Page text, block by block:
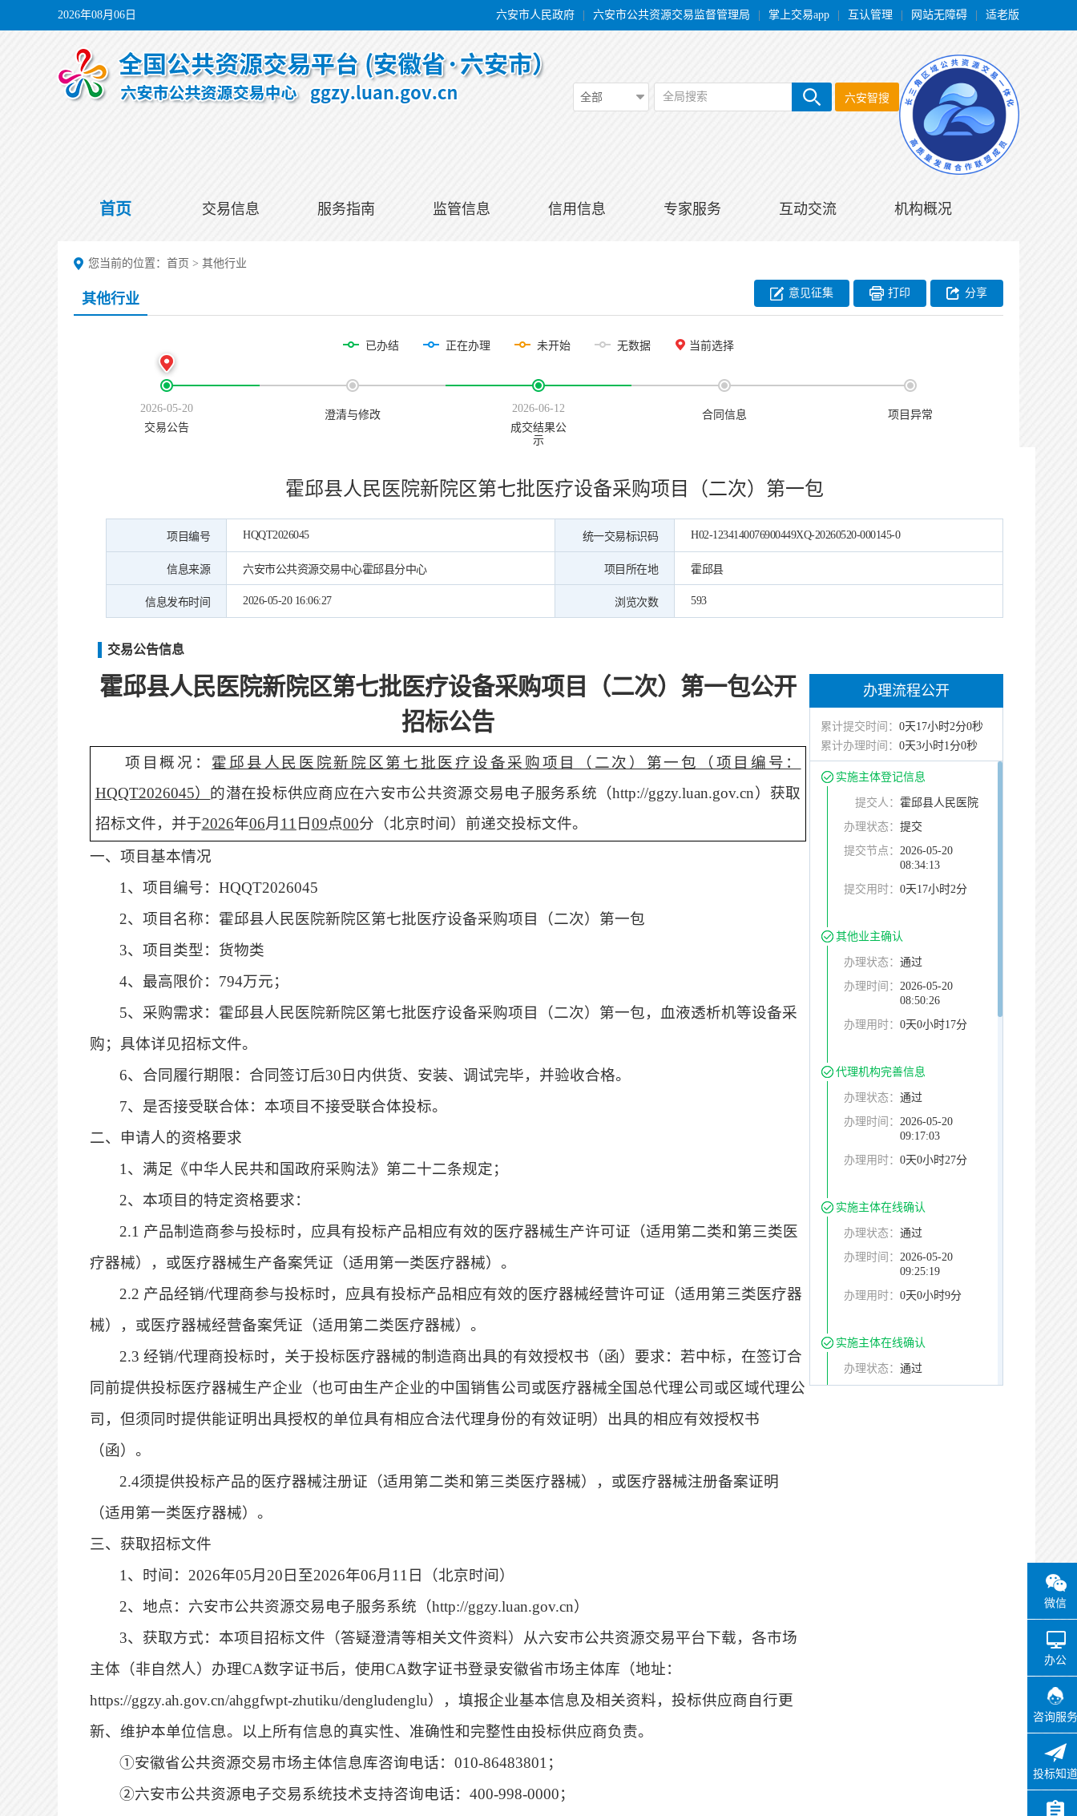
2026年08月06日 六安市人民政府 六安市公共资源交易监督管理局 掌上交易app 互认管理 网站无障碍 适老版
全部 全局搜索 六安智搜
首页 交易信息 服务指南 监管信息 信用信息 专家服务 互动交流 机构概况
微信
办公
咨询服务
投标知道
您当前的位置： 首页 > 其他行业
其他行业 意见征集 分享
打印
已办结 正在办理 未开始 无数据 当前选择
2026-05-20
交易公告
澄清与修改
2026-06-12
成交结果公
示
合同信息 项目异常
霍邱县人民医院新院区第七批医疗设备采购项目（二次）第一包
项目编号 HQQT2026045 统一交易标识码 H02-1234140076900449XQ-20260520-000145-0
信息来源 六安市公共资源交易中心霍邱县分中心 项目所在地 霍邱县
信息发布时间 2026-05-20 16:06:27 浏览次数 593
交易公告信息
霍邱县人民医院新院区第七批医疗设备采购项目（二次）第一包公开
招标公告
项目概况： 霍邱县人民医院新院区第七批医疗设备采购项目（二次）第一包
（项目编号：
HQQT2026045） 的潜在投标供应商应在六安市公共资源交易电子服务系统（http://ggzy.luan.gov.cn）获取
招标文件，并于2026年06月 11 日09点00分（北京时间）前递交投标文件。
一、项目基本情况
1、项目编号：HQQT2026045
2、项目名称： 霍邱县人民医院新院区第七批医疗设备采购项目（二次）第一包
3、项目类型：货物类
4、最高限价： 794万元；
5、 采购需求： 霍邱县人民医院新院区第七批医疗设备采购项目（二次）第一包，血液透析机等设备采
购；具体详见招标文件。
6、合同履行期限： 合同签订后30日内供货、安装、调试完毕，并验收合格。
7、是否接受联合体：本项目不接受联合体投标。
二、申请人的资格要求
1、满足《中华人民共和国政府采购法》第二十二条规定；
2、本项目的特定资格要求：
2.1 产品制造商参与投标时，应具有投标产品相应有效的医疗器械生产许可证（适用第二类和第三类医
疗器械）
， 或医疗器械生产备案凭证（适用第一类医疗器械）。
2.2 产品经销/代理商参与投标时，应具有投标产品相应有效的医疗器械经营许可证（适用第三类医疗器
械）
， 或医疗器械经营备案凭证（适用第二类医疗器械）。
2.3 经销/代理商投标时，关于投标医疗器械的制造商出具的有效授权书（函）要求：若中标，在签订合
同前提供投标医疗器械生产企业（也可由生产企业的中国销售公司或医疗器械全国总代理公司或区域代理公
司，但须同时提供能证明出具授权的单位具有相应合法代理身份的有效证明）出具的相应有效授权书
（函）。
2.4须提供投标产品的医疗器械注册证 （适用第二类和第三类医疗器械） ， 或医疗器械注册备案证明
（适用第一类医疗器械） 。
三、获取招标文件
1、时间：2026年05月20 日至2026年06月 11 日（北京时间）
2、地点：六安市公共资源交易电子服务系统（http://ggzy.luan.gov.cn）
3、获取方式：本项目招标文件（答疑澄清等相关文件资料）从六安市公共资源交易平台下载，各市场
主体（非自然人）办理CA数字证书后，使用CA数字证书登录安徽省市场主体库（地址：
https://ggzy.ah.gov.cn/ahggfwpt-zhutiku/dengludenglu），填报企业基本信息及相关资料，投标供应商自行更
新、维护本单位信息。以上所有信息的真实性、准确性和完整性由投标供应商负责。
①安徽省公共资源交易市场主体信息库咨询电话：010-86483801；
②六安市公共资源电子交易系统技术支持咨询电话：400-998-0000；
办理流程公开
累计提交时间： 0天17小时2分0秒
累计办理时间： 0天3小时1分0秒
实施主体登记信息
提交人： 霍邱县人民医院
办理状态： 提交
提交节点： 2026-05-20
08:34:13
提交用时： 0天17小时2分
其他业主确认
办理状态： 通过
办理时间： 2026-05-20
08:50:26
办理用时： 0天0小时17分
代理机构完善信息
办理状态： 通过
办理时间： 2026-05-20
09:17:03
办理用时： 0天0小时27分
实施主体在线确认
办理状态： 通过
办理时间： 2026-05-20
09:25:19
办理用时： 0天0小时9分
实施主体在线确认
办理状态： 通过